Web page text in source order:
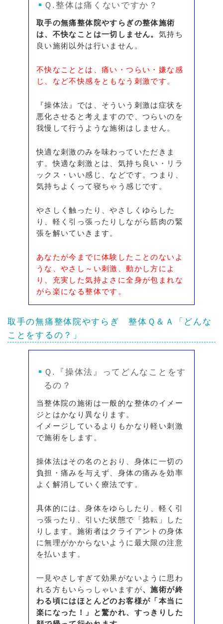
Ｑ.整体は痛くないですか？
取手の無痛整体院やすらぎの整体施術
は、不快なことは一切しません。 気持ち
良い施術以外は行いません。
不快なこととは、痛い・つらい・嫌な感
じ、など不快感をともなう刺激です。
『操体法』では、そういう刺激は症状を
悪化させると考えますので、つらいのを
我慢して行うような施術はしません。
快適な刺激のみを味わっていただきま
す。快適な刺激とは、気持ち良い・リラ
ックス・いい感じ、などです。つまり、
気持ちよくって寝ちゃう感じです。
やさしく触ったり、やさしくゆらした
り、軽く引っ張ったりしながら筋肉の緊
張を解いていきます。
あなたが今までに体験したことのないよ
うな、やさし～い刺激、動かし方によ
り、充実した気持よさに全身が包まれな
がら楽になる整体です。
取手の無痛整体院やすらぎ整体Ｑ＆Ａ
「どんな
ことをするの？」
Ｑ.『操体法』ってどんなことをす
るの？
当整体院の施術は一般的な整体のイメー
ジとはかなり異なります。
イメージしているよりもかなり軽い刺激
で施術をします。
操体法はその名のとおり、身体に一切の
負担・痛みを与えず、身体の痛みを効率
よく解消していく療法です。
具体的には、身体をゆらしたり、軽く引
っ張ったり、引いた状態で「捻転」した
りします。施術者はクライアントの身体
に無理がかからないように最大限の注意
を払います。
一見やさしすぎて効果がないように思わ
れる方もいらっしゃいますが、施術が終
わる頃にはほとんどのお客様が「本当に
楽になった！」と驚かれ、すっきりした